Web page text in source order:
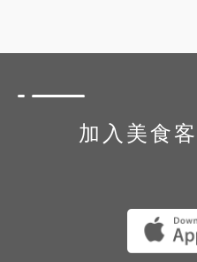
加入美食